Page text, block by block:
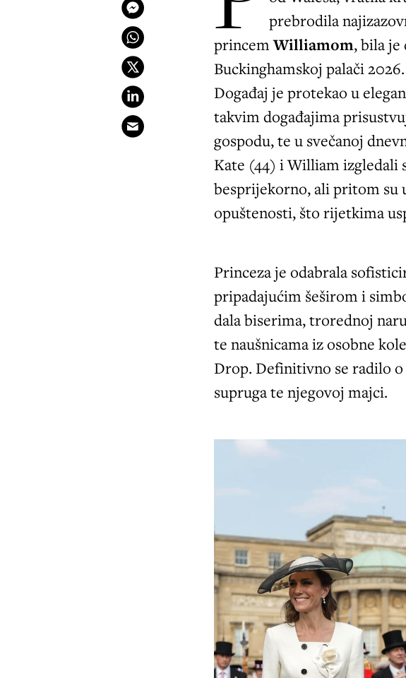
prebrodila
princemWilliamom, bila je
Buckinghamskoj palači
Događaj je protekao u
takvim događajima
gospodu, te u svečanoj
Kate (44) i William izgledali
besprijekorno, ali pritom su
opuštenosti, što rijetkima
Princeza je odabrala
pripadajućim šeširom i
dala biserima, trorednoj
te naušnicama iz osobne
Drop. Definitivno se radilo
supruga te njegovoj majci.